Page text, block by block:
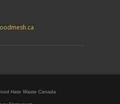
Hate Waste Canada